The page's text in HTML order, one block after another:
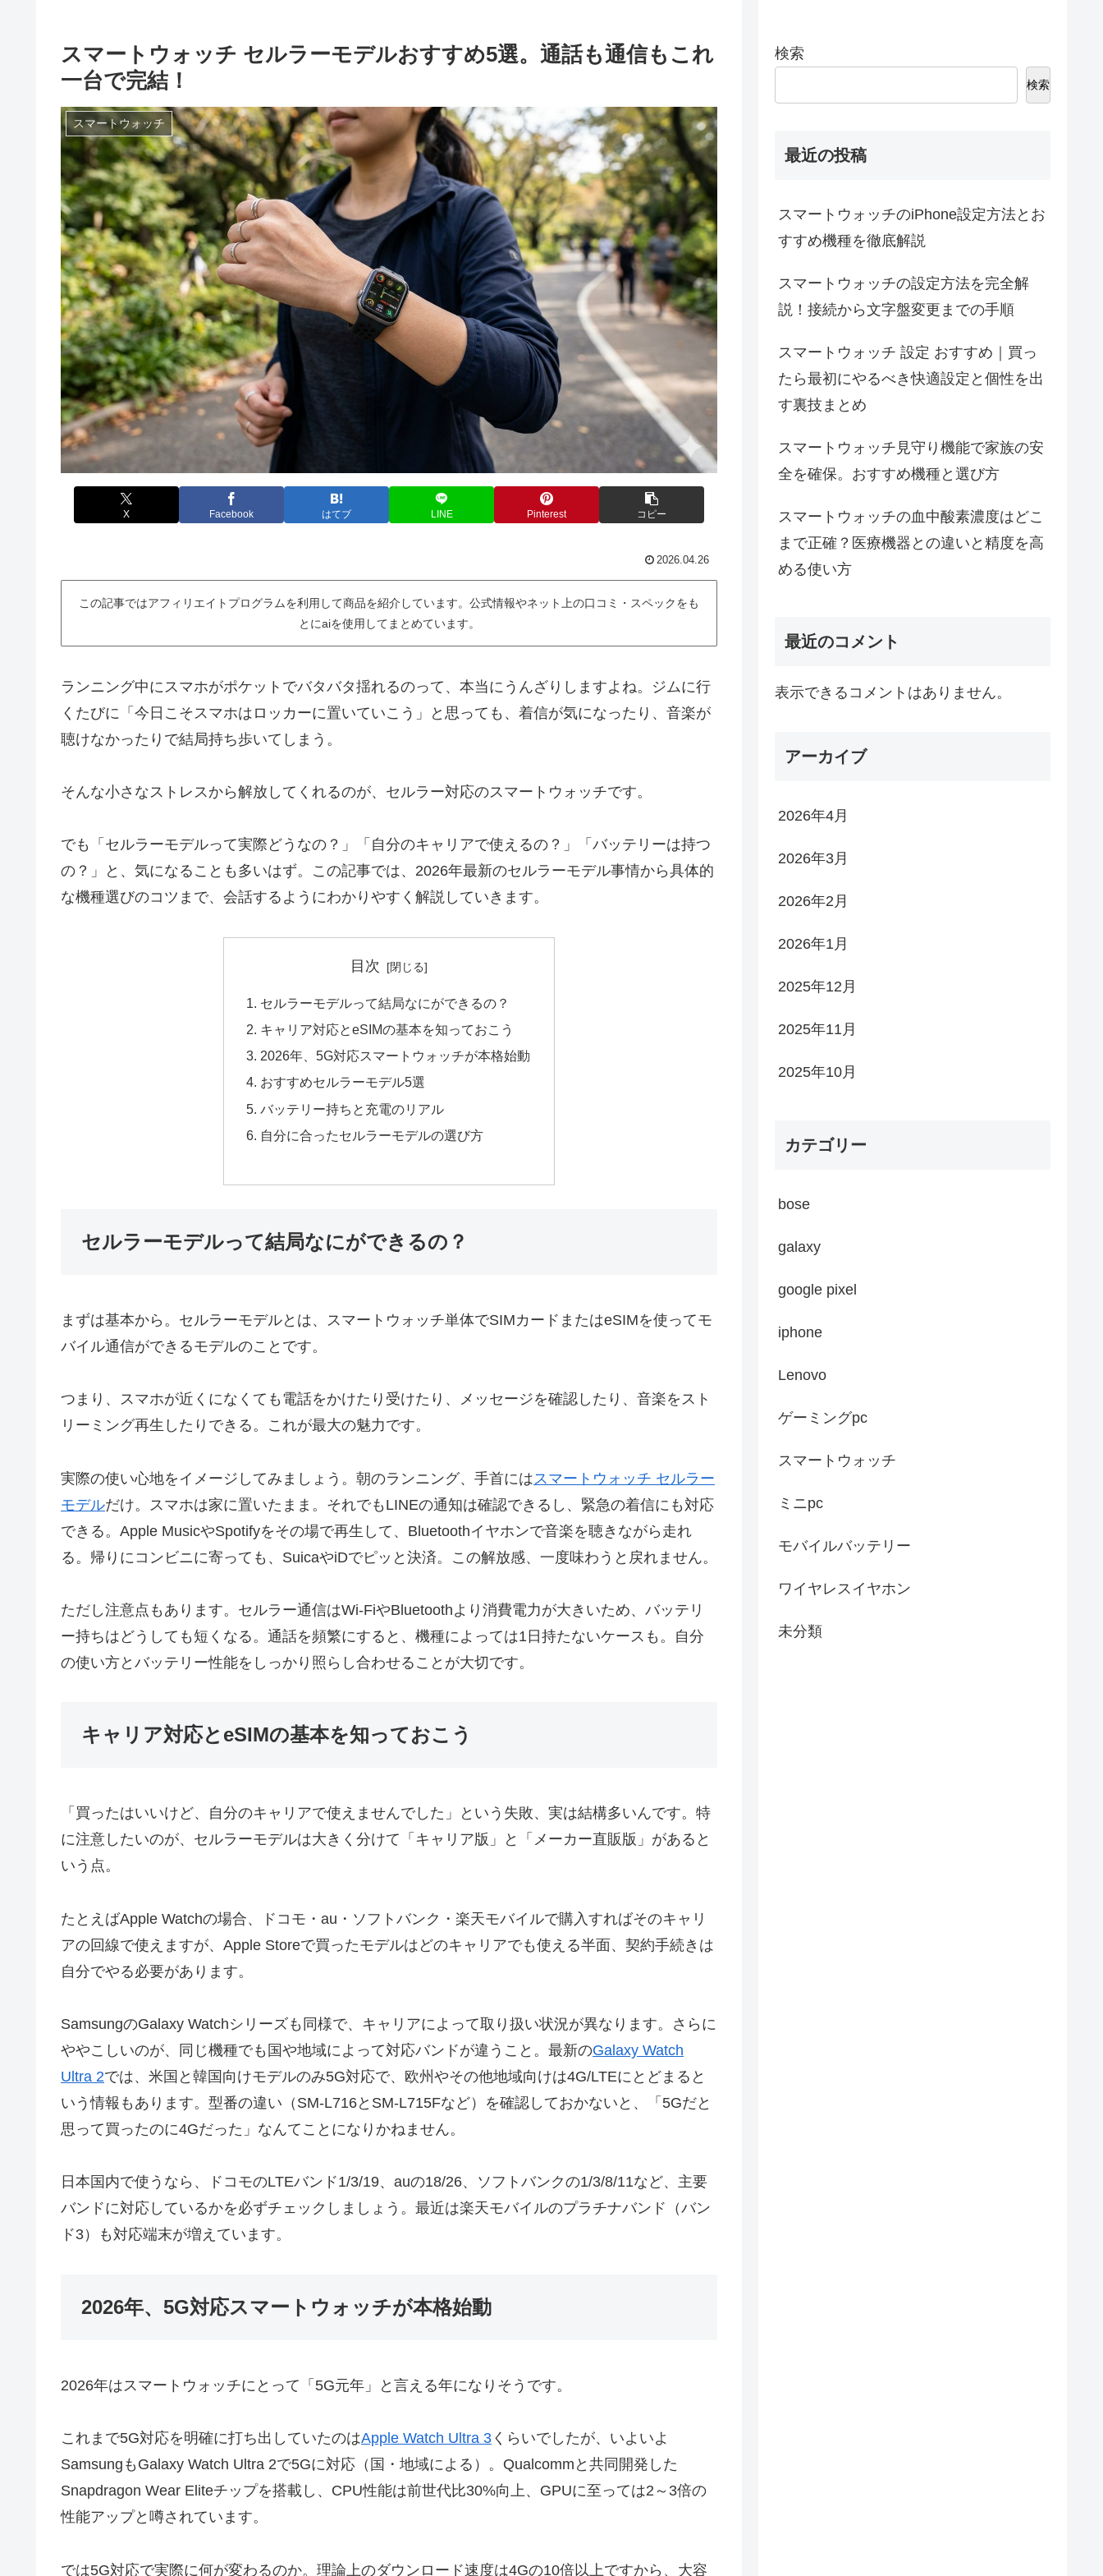
スマートウォッチ セルラーモデルおすすめ5選。通話も通信もこれ
一台で完結！
スマートウォッチ
X Facebook はてブ LINE Pinterest コピー
2026.04.26
この記事ではアフィリエイトプログラムを利用して商品を紹介しています。公式情報やネット上の口コミ・スペックをも
とにaiを使用してまとめています。
ランニング中にスマホがポケットでバタバタ揺れるのって、本当にうんざりしますよね。ジムに行
くたびに「今日こそスマホはロッカーに置いていこう」と思っても、着信が気になったり、音楽が
聴けなかったりで結局持ち歩いてしまう。
そんな小さなストレスから解放してくれるのが、セルラー対応のスマートウォッチです。
でも「セルラーモデルって実際どうなの？」「自分のキャリアで使えるの？」「バッテリーは持つ
の？」と、気になることも多いはず。この記事では、2026年最新のセルラーモデル事情から具体的
な機種選びのコツまで、会話するようにわかりやすく解説していきます。
目次
セルラーモデルって結局なにができるの？
キャリア対応とeSIMの基本を知っておこう
2026年、5G対応スマートウォッチが本格始動
おすすめセルラーモデル5選
バッテリー持ちと充電のリアル
自分に合ったセルラーモデルの選び方
セルラーモデルって結局なにができるの？
まずは基本から。セルラーモデルとは、スマートウォッチ単体でSIMカードまたはeSIMを使ってモ
バイル通信ができるモデルのことです。
つまり、スマホが近くになくても電話をかけたり受けたり、メッセージを確認したり、音楽をスト
リーミング再生したりできる。これが最大の魅力です。
実際の使い心地をイメージしてみましょう。朝のランニング、手首には スマートウォッチ セルラー
モデルだけ。スマホは家に置いたまま。それでもLINEの通知は確認できるし、緊急の着信にも対応
できる。Apple MusicやSpotifyをその場で再生して、Bluetoothイヤホンで音楽を聴きながら走れ
る。帰りにコンビニに寄っても、SuicaやiDでピッと決済。この解放感、一度味わうと戻れません。
ただし注意点もあります。セルラー通信はWi-FiやBluetoothより消費電力が大きいため、バッテリ
ー持ちはどうしても短くなる。通話を頻繁にすると、機種によっては1日持たないケースも。自分
の使い方とバッテリー性能をしっかり照らし合わせることが大切です。
キャリア対応とeSIMの基本を知っておこう
「買ったはいいけど、自分のキャリアで使えませんでした」という失敗、実は結構多いんです。特
に注意したいのが、セルラーモデルは大きく分けて「キャリア版」と「メーカー直販版」があると
いう点。
たとえばApple Watchの場合、ドコモ・au・ソフトバンク・楽天モバイルで購入すればそのキャリ
アの回線で使えますが、Apple Storeで買ったモデルはどのキャリアでも使える半面、契約手続きは
自分でやる必要があります。
SamsungのGalaxy Watchシリーズも同様で、キャリアによって取り扱い状況が異なります。さらに
ややこしいのが、同じ機種でも国や地域によって対応バンドが違うこと。最新のGalaxy Watch
Ultra 2では、米国と韓国向けモデルのみ5G対応で、欧州やその他地域向けは4G/LTEにとどまると
いう情報もあります。型番の違い（SM-L716とSM-L715Fなど）を確認しておかないと、「5Gだと
思って買ったのに4Gだった」なんてことになりかねません。
日本国内で使うなら、ドコモのLTEバンド1/3/19、auの18/26、ソフトバンクの1/3/8/11など、主要
バンドに対応しているかを必ずチェックしましょう。最近は楽天モバイルのプラチナバンド（バン
ド3）も対応端末が増えています。
2026年、5G対応スマートウォッチが本格始動
2026年はスマートウォッチにとって「5G元年」と言える年になりそうです。
これまで5G対応を明確に打ち出していたのはApple Watch Ultra 3 くらいでしたが、いよいよ
SamsungもGalaxy Watch Ultra 2で5Gに対応（国・地域による）。Qualcommと共同開発した
Snapdragon Wear Eliteチップを搭載し、CPU性能は前世代比30%向上、GPUに至っては2～3倍の
性能アップと噂されています。
では5G対応で実際に何が変わるのか。理論上のダウンロード速度は4Gの10倍以上ですから、大容
検索
検索
最近の投稿
スマートウォッチのiPhone設定方法とお
すすめ機種を徹底解説
スマートウォッチの設定方法を完全解
説！接続から文字盤変更までの手順
スマートウォッチ 設定 おすすめ｜買っ
たら最初にやるべき快適設定と個性を出
す裏技まとめ
スマートウォッチ見守り機能で家族の安
全を確保。おすすめ機種と選び方
スマートウォッチの血中酸素濃度はどこ
まで正確？医療機器との違いと精度を高
める使い方
最近のコメント
表示できるコメントはありません。
アーカイブ
2026年4月
2026年3月
2026年2月
2026年1月
2025年12月
2025年11月
2025年10月
カテゴリー
bose
galaxy
google pixel
iphone
Lenovo
ゲーミングpc
スマートウォッチ
ミニpc
モバイルバッテリー
ワイヤレスイヤホン
未分類